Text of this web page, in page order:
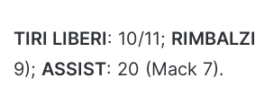
TIRI LIBERI: 10/11; RIMBALZI
9); ASSIST: 20 (Mack 7).